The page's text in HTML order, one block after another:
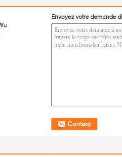
Envoyez votre demande